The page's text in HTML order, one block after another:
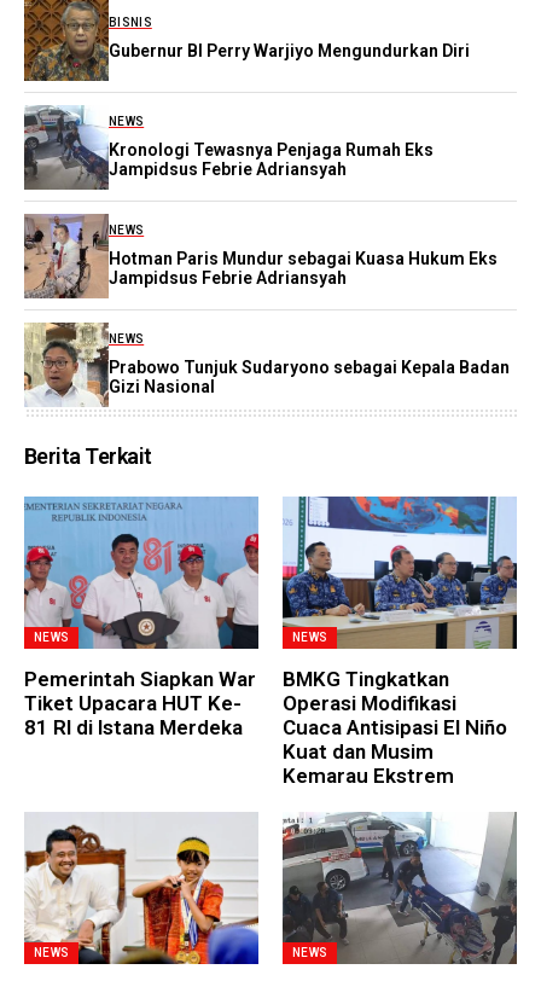
BISNIS
Gubernur BI Perry Warjiyo Mengundurkan Diri
NEWS
Kronologi Tewasnya Penjaga Rumah Eks
Jampidsus Febrie Adriansyah
NEWS
Hotman Paris Mundur sebagai Kuasa Hukum Eks
Jampidsus Febrie Adriansyah
NEWS
Prabowo Tunjuk Sudaryono sebagai Kepala Badan
Gizi Nasional
Berita Terkait
NEWS
Pemerintah Siapkan War
Tiket Upacara HUT Ke-
81 RI di Istana Merdeka
NEWS
BMKG Tingkatkan
Operasi Modifikasi
Cuaca Antisipasi El Niño
Kuat dan Musim
Kemarau Ekstrem
NEWS NEWS